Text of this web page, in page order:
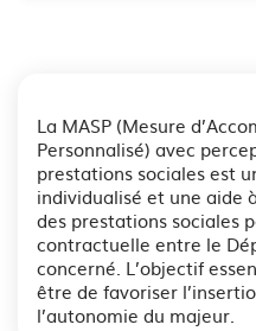
La MASP (Mesure
Personnalisé) avec
prestations sociales est
individualisé et une aide
des prestations sociales
contractuelle entre le
concerné. L’objectif
être de favoriser
l’autonomie du majeur.